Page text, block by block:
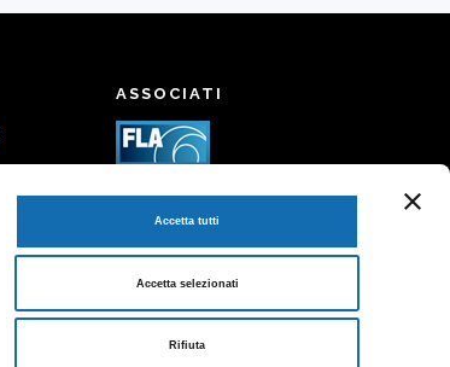
Accetta tutti
Accetta selezionati
Rifiuta
ASSOCIATI